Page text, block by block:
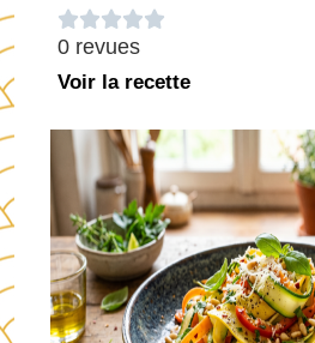

0 revues
Voir la recette